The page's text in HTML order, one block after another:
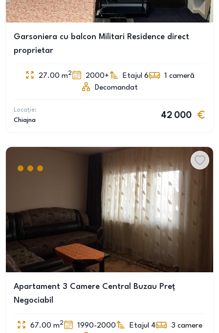
Garsoniera cu balcon Militari Residence direct
proprietar
27.00 m2 2000+ Etajul 6 1 cameră
Decomandat
Locație:
Chiajna
42 000
Apartament 3 Camere Central Buzau Preț
Negociabil
67.00 m2 1990-2000 Etajul 4 3 camere